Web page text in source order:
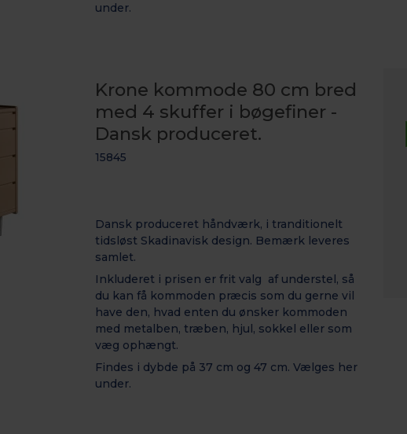
under.
Krone kommode 80 cm bred
med 4 skuffer i bøgefiner -
Dansk produceret.
15845
Dansk produceret håndværk, i tranditionelt
tidsløst Skadinavisk design. Bemærk leveres
samlet.
Inkluderet i prisen er frit valg af understel, så
du kan få kommoden præcis som du gerne vil
have den, hvad enten du ønsker kommoden
med metalben, træben, hjul, sokkel eller som
væg ophængt.
Findes i dybde på 37 cm og 47 cm. Vælges her
under.